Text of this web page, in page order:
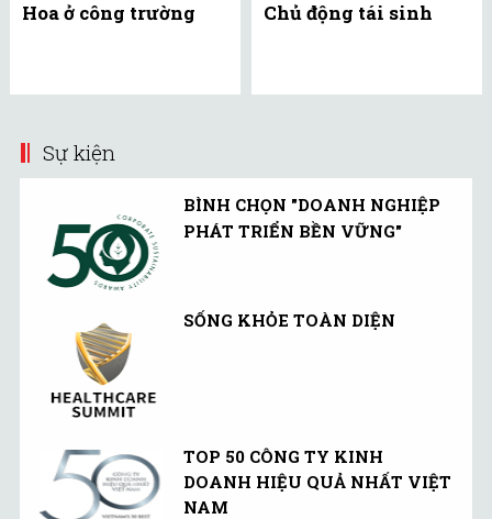
Hoa ở công trường Chủ động tái sinh
Sự kiện
BÌNH CHỌN "DOANH NGHIỆP
PHÁT TRIỂN BỀN VỮNG"
SỐNG KHỎE TOÀN DIỆN
TOP 50 CÔNG TY KINH
DOANH HIỆU QUẢ NHẤT VIỆT
NAM